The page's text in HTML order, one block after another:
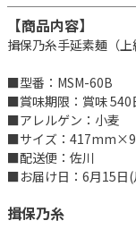
【商品内容】
揖保乃糸手延素麺（
■型番：MSM-60B
■賞味期限：賞味 540
■アレルゲン：小麦
■サイズ：
■配送便：佐川
■お届け日：6月15日
揖保乃糸